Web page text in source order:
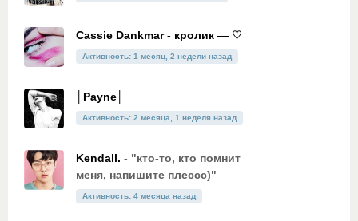
Cassie Dankmar - кролик — ♡
Активность: 1 месяц, 2 недели назад
│Payne│
Активность: 2 месяца, 1 неделя назад
Kendall. - "кто-то, кто помнит
меня, напишите плессс)"
Активность: 4 месяца назад